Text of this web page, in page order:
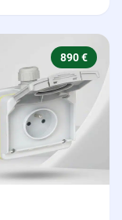
890 €